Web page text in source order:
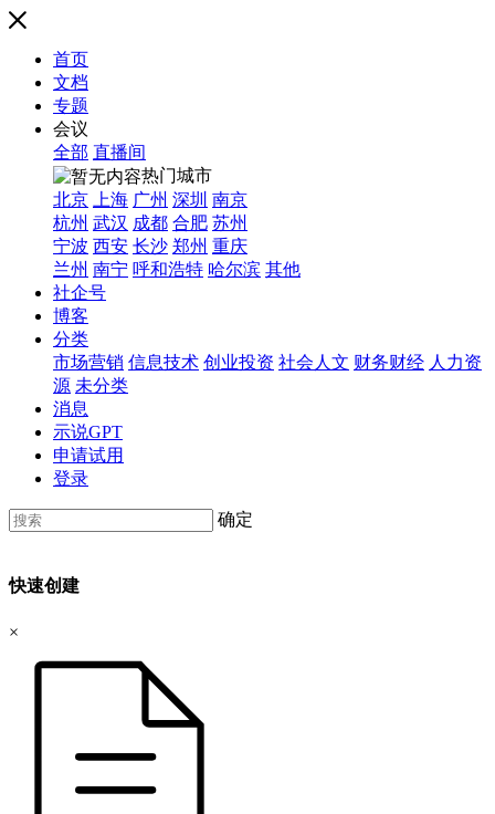
首页
文档
专题
会议
全部 直播间
热门城市
北京
上海 广州 深圳 南京
杭州 武汉 成都 合肥 苏州
宁波 西安 长沙 郑州 重庆
兰州 南宁 呼和浩特 哈尔滨 其他
社企号
博客
分类
市场营销 信息技术 创业投资 社会人文 财务财经 人力资
源 未分类
消息
示说GPT
申请试用
登录
确定
快速创建
×